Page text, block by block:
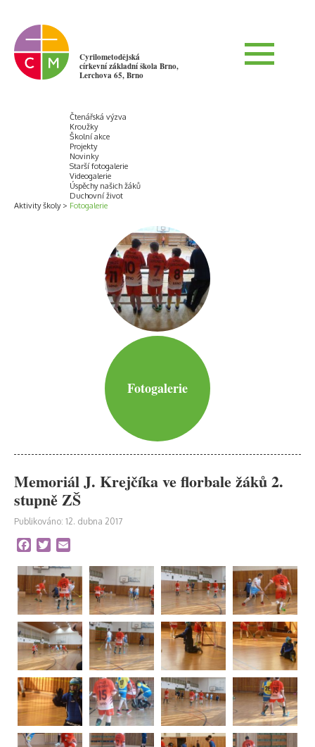
Cyrilometodějská
církevní základní škola Brno,
Lerchova 65, Brno
Aktivity školy
Čtenářská výzva
Kroužky
Školní akce
Projekty
Novinky
Starší fotogalerie
Videogalerie
Úspěchy našich žáků
Duchovní život
Fotogalerie
Fotogalerie
Memoriál J. Krejčíka ve florbale žáků 2.
stupně ZŠ
Publikováno: 12. dubna 2017
Facebook
Twitter